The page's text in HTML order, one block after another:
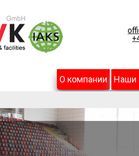
О компании Наши